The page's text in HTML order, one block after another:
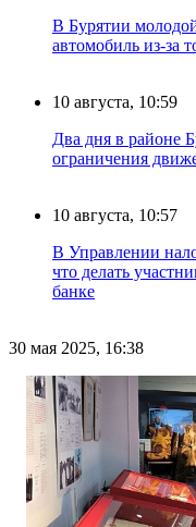
В Бурятии
автомобиль из-за
10 августа, 10:59
Два дня в районе
ограничения
10 августа, 10:57
В Управлении
что делать
банке
30 мая 2025, 16:38